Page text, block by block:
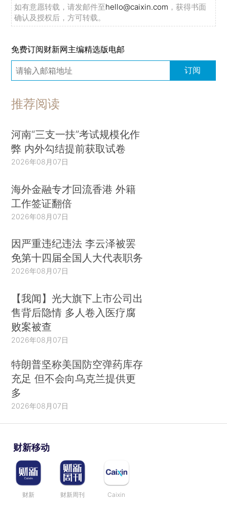
如有意愿转载，请发邮件至hello@caixin.com ，获得书面
确认及授权后，方可转载。
免费订阅财新网主编精选版电邮
订阅
推荐阅读
河南“三支一扶”考试规模化作
弊 内外勾结提前获取试卷
2026年08月07日
海外金融专才回流香港 外籍
工作签证翻倍
2026年08月07日
因严重违纪违法 李云泽被罢
免第十四届全国人大代表职务
2026年08月07日
【我闻】光大旗下上市公司出
售背后隐情 多人卷入医疗腐
败案被查
2026年08月07日
特朗普坚称美国防空弹药库存
充足 但不会向乌克兰提供更
多
2026年08月07日
财新移动
财新 财新周刊 Caixin